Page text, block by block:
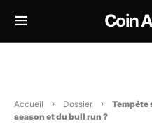
Coin
Accueil Dossier
Tempête
season et du bull run ?